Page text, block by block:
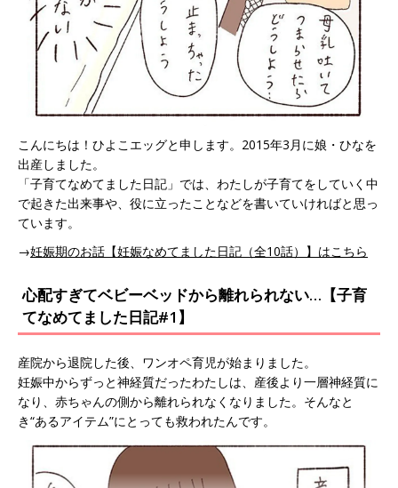
こんにちは！ひよこエッグと申します。2015年3月に娘・ひなを
出産しました。
「子育てなめてました日記」では、わたしが子育てをしていく中
で起きた出来事や、役に立ったことなどを書いていければと思っ
ています。
→妊娠期のお話【妊娠なめてました日記（全10話）】はこちら
心配すぎてベビーベッドから離れられない…【子育
てなめてました日記#1】
産院から退院した後、ワンオペ育児が始まりました。
妊娠中からずっと神経質だったわたしは、産後より一層神経質に
なり、赤ちゃんの側から離れられなくなりました。そんなと
き“あるアイテム”にとっても救われたんです。